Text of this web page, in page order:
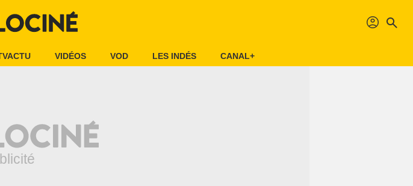
profil search
VIDÉOS VOD LES INDÉS CANAL+